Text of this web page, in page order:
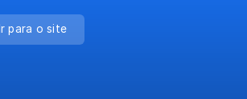
Ir para o site